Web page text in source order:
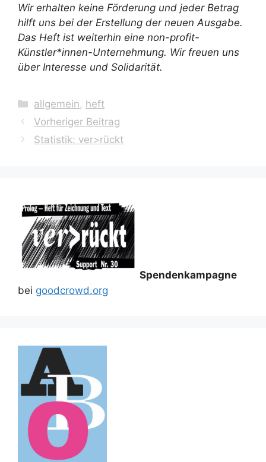
Wir erhalten keine Förderung und jeder Betrag
hilft uns bei der Erstellung der neuen Ausgabe.
Das Heft ist weiterhin eine non-profit-
Künstler*innen-Unternehmung. Wir freuen uns
über Interesse und Solidarität.
Kategorien
allgemein, heft
Vorheriger Beitrag
Statistik: ver>rückt
Spendenkampagne
bei goodcrowd.org